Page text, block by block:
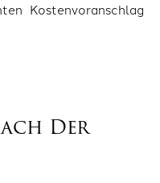
Kostenvoranschlag
Der